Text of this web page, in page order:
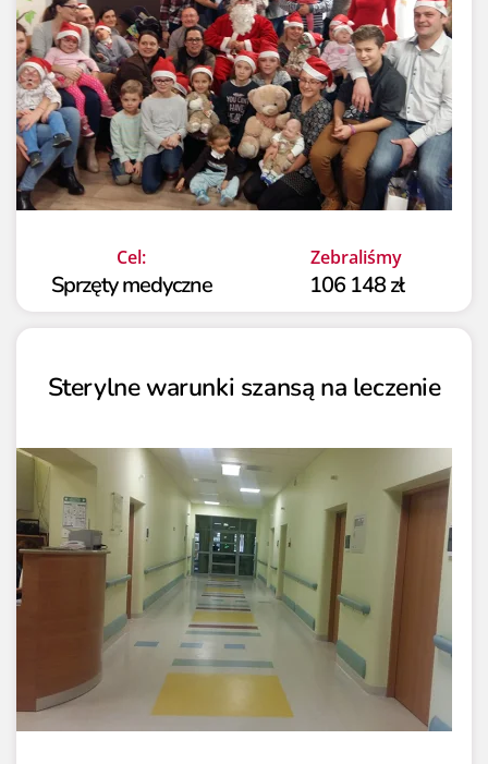
Cel:
Sprzęty medyczne
Zebraliśmy
106 148 zł
Sterylne warunki szansą na leczenie